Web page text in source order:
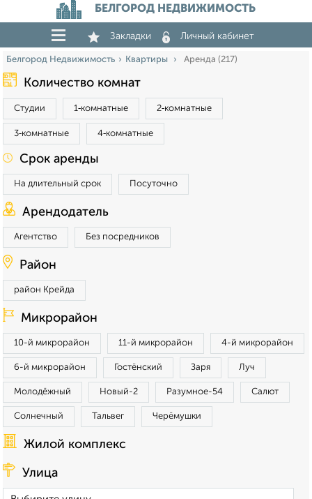
БЕЛГОРОД НЕДВИЖИМОСТЬ
Закладки Личный кабинет
Белгород Недвижимость Квартиры Аренда (217)
Количество комнат
Студии 1‑комнатные 2‑комнатные
3‑комнатные 4‑комнатные
Срок аренды
На длительный срок Посуточно
Арендодатель
Агентство Без посредников
Район
район Крейда
Микрорайон
10-й микрорайон 11-й микрорайон 4-й микрорайон
6-й микрорайон Гостёнский Заря Луч
Молодёжный Новый-2 Разумное-54 Салют
Солнечный Тальвег Черёмушки
Жилой комплекс
Улица